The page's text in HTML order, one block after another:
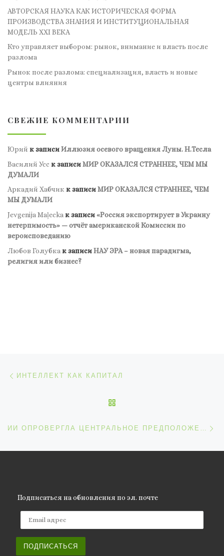
АВТОРСКАЯ НАУКА КАК ИСТОРИЧЕСКАЯ ФОРМА
ПРОИЗВОДСТВА ЗНАНИЯ И ИНСТИТУЦИОНАЛЬНАЯ
МОДЕЛЬ XXI ВЕКА
Кто управляет выбором: рынок, внимание и власть после
разлома
Рынок после разлома: специализация, власть и новые
центры влияния
СВЕЖИЕ КОММЕНТАРИИ
Юрий к записиИллюзия осевого вращения Луны. Н.Тесла
Василий Усс к записиМИР ОКАЗАЛСЯ СТРАННЕЕ, ЧЕМ МЫ
ДУМАЛИ
Аркадий Хабчик к записиМИР ОКАЗАЛСЯ СТРАННЕЕ, ЧЕМ
МЫ ДУМАЛИ
Jevgenija Maļecka к записи«Россия экспортирует в Украину
нетерпимость» — отчёт американской Комиссии по
вероисповеданию
Любов Голубка к записиНАУ ЭРА – новая парадигма,
религия или бизнес?
ИНТЕЛЛЕКТ КАК КАПИТАЛ
ИИ ОПРОВЕРГЛА ЦЕНТРАЛЬНОЕ ПРЕДПОЛОЖЕНИЕ В ДИСКРЕТНОЙ ГЕОМЕТРИИ
Подписаться на обновления по эл. почте
ПОДПИСАТЬСЯ